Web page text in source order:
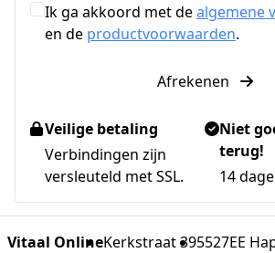
Ik ga akkoord met dealgemene
en de productvoorwaarden.
Afrekenen
Veilige betaling
Verbindingen zijn
versleuteld met SSL.
Niet
terug!
14
Vitaal OnlineKerkstraat 395527EE